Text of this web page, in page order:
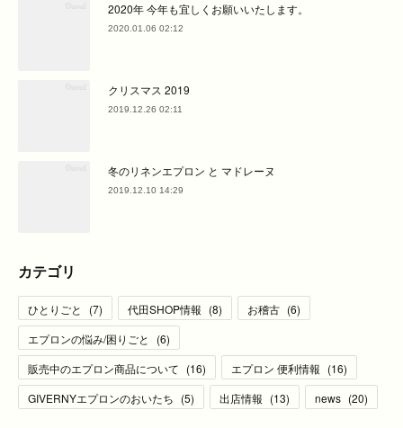
2020年 今年も宜しくお願いいたします。
2020.01.06 02:12
クリスマス 2019
2019.12.26 02:11
冬のリネンエプロン と マドレーヌ
2019.12.10 14:29
カテゴリ
ひとりごと (7) 代田SHOP情報 (8) お稽古 (6)
エプロンの悩み/困りごと
(6)
販売中のエプロン商品について (16) エプロン 便利情報 (16)
GIVERNYエプロンのおいたち (5) 出店情報 (13) news (20)